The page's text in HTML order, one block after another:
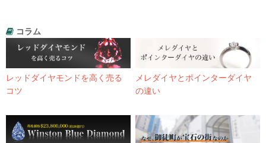
コラム
レッドダイヤモンドを高く売る
コツ
メレダイヤとポインターダイヤ
の違い